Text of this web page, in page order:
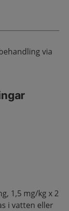
via
1,5 mg/kg x 2
i vatten eller